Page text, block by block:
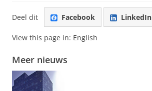
Deel dit Facebook LinkedIn
View this page in: English
Meer nieuws